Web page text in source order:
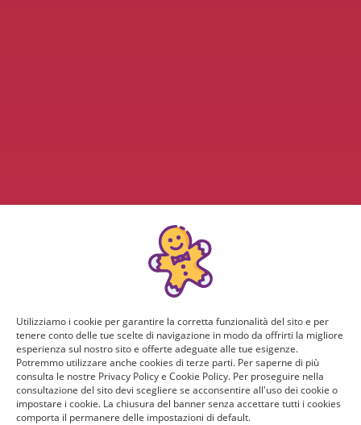
Utilizziamo i cookie per garantire la corretta funzionalità del sito e per
tenere conto delle tue scelte di navigazione in modo da offrirti la migliore
esperienza sul nostro sito e offerte adeguate alle tue esigenze.
Potremmo utilizzare anche cookies di terze parti. Per saperne di più
consulta le nostre Privacy Policy e Cookie Policy. Per proseguire nella
consultazione del sito devi scegliere se acconsentire all'uso dei cookie o
impostare i cookie. La chiusura del banner senza accettare tutti i cookies
comporta il permanere delle impostazioni di default.